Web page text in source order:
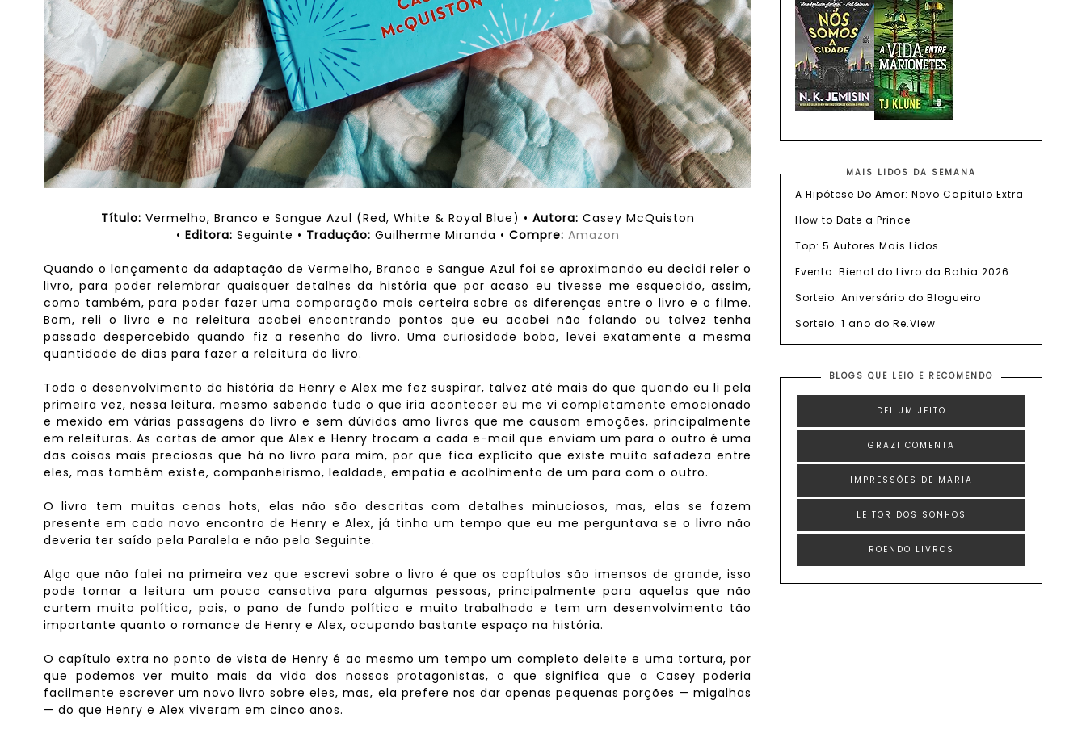
Título: Vermelho, Branco e Sangue Azul (Red, White & Royal Blue) • Autora: Casey McQuiston
• Editora: Seguinte • Tradução: Guilherme Miranda • Compre: Amazon
Quando o lançamento da adaptação de Vermelho, Branco e Sangue Azul foi se aproximando eu decidi reler o
livro, para poder relembrar quaisquer detalhes da história que por acaso eu tivesse me esquecido, assim,
como também, para poder fazer uma comparação mais certeira sobre as diferenças entre o livro e o filme.
Bom, reli o livro e na releitura acabei encontrando pontos que eu acabei não falando ou talvez tenha
passado despercebido quando fiz a resenha do livro. Uma curiosidade boba, levei exatamente a mesma
quantidade de dias para fazer a releitura do livro.
Todo o desenvolvimento da história de Henry e Alex me fez suspirar, talvez até mais do que quando eu li pela
primeira vez, nessa leitura, mesmo sabendo tudo o que iria acontecer eu me vi completamente emocionado
e mexido em várias passagens do livro e sem dúvidas amo livros que me causam emoções, principalmente
em releituras. As cartas de amor que Alex e Henry trocam a cada e-mail que enviam um para o outro é uma
das coisas mais preciosas que há no livro para mim, por que fica explícito que existe muita safadeza entre
eles, mas também existe, companheirismo, lealdade, empatia e acolhimento de um para com o outro.
O livro tem muitas cenas hots, elas não são descritas com detalhes minuciosos, mas, elas se fazem
presente em cada novo encontro de Henry e Alex, já tinha um tempo que eu me perguntava se o livro não
deveria ter saído pela Paralela e não pela Seguinte.
Algo que não falei na primeira vez que escrevi sobre o livro é que os capítulos são imensos de grande, isso
pode tornar a leitura um pouco cansativa para algumas pessoas, principalmente para aquelas que não
curtem muito política, pois, o pano de fundo político e muito trabalhado e tem um desenvolvimento tão
importante quanto o romance de Henry e Alex, ocupando bastante espaço na história.
O capítulo extra no ponto de vista de Henry é ao mesmo um tempo um completo deleite e uma tortura, por
que podemos ver muito mais da vida dos nossos protagonistas, o que significa que a Casey poderia
facilmente escrever um novo livro sobre eles, mas, ela prefere nos dar apenas pequenas porções — migalhas
— do que Henry e Alex viveram em cinco anos.
MAIS LIDOS DA SEMANA
A Hipótese Do Amor: Novo Capítulo Extra
How to Date a Prince
Top: 5 Autores Mais Lidos
Evento: Bienal do Livro da Bahia 2026
Sorteio: Aniversário do Blogueiro
Sorteio: 1 ano do Re.View
BLOGS QUE LEIO E RECOMENDO
DEI UM JEITO
GRAZI COMENTA
IMPRESSÕES DE MARIA
LEITOR DOS SONHOS
ROENDO LIVROS